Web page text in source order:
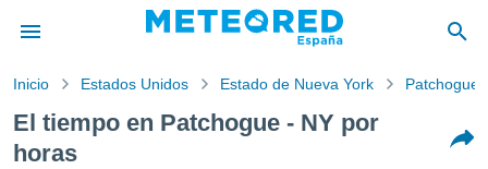
por
para
la
Inicio Estados Unidos Estado de Nueva York Patchogue
El tiempo en Patchogue - NY por
horas